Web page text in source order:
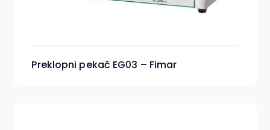
Preklopni pekač EG03 – Fimar